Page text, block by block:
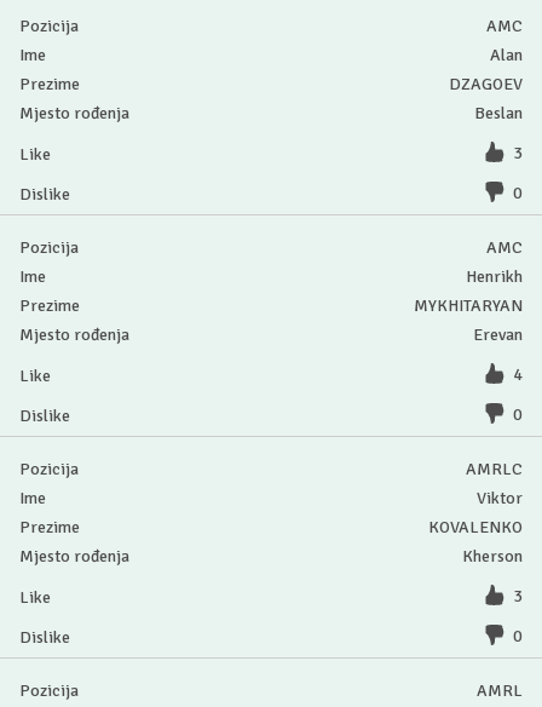
AMC
Alan
DZAGOEV
Beslan
3
0
AMC
Henrikh
MYKHITARYAN
Erevan
4
0
AMRLC
Viktor
KOVALENKO
Kherson
3
0
AMRL